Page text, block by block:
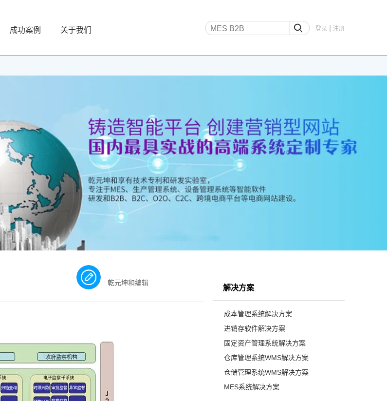
成功案例 关于我们 登录 注册
乾元坤和编辑
解决方案
成本管理系统解决方案
进销存软件解决方案
固定资产管理系统解决方案
仓库管理系统WMS解决方案
仓储管理系统WMS解决方案
MES系统解决方案